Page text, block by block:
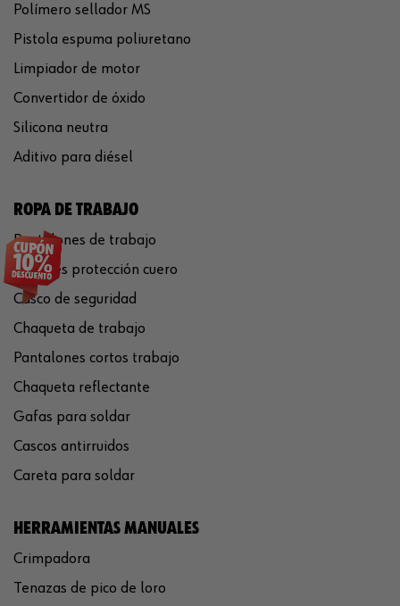
Polímero sellador MS
Pistola espuma poliuretano
Limpiador de motor
Convertidor de óxido
Silicona neutra
Aditivo para diésel
ROPA DE TRABAJO
Pantalones de trabajo
Guantes protección cuero
Casco de seguridad
Chaqueta de trabajo
Pantalones cortos trabajo
Chaqueta reflectante
Gafas para soldar
Cascos antirruidos
Careta para soldar
HERRAMIENTAS MANUALES
Crimpadora
Tenazas de pico de loro